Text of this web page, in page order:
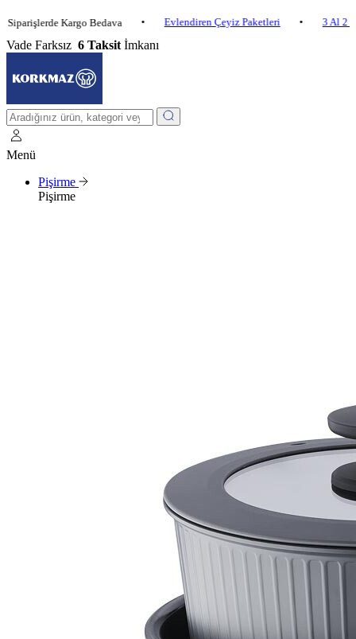
Kargo Bedava • Evlendiren Çeyiz Paketleri • 3 Al 2 Öde
Vade Farksız 6 Taksit İmkanı
Menü
Pişirme
Pişirme